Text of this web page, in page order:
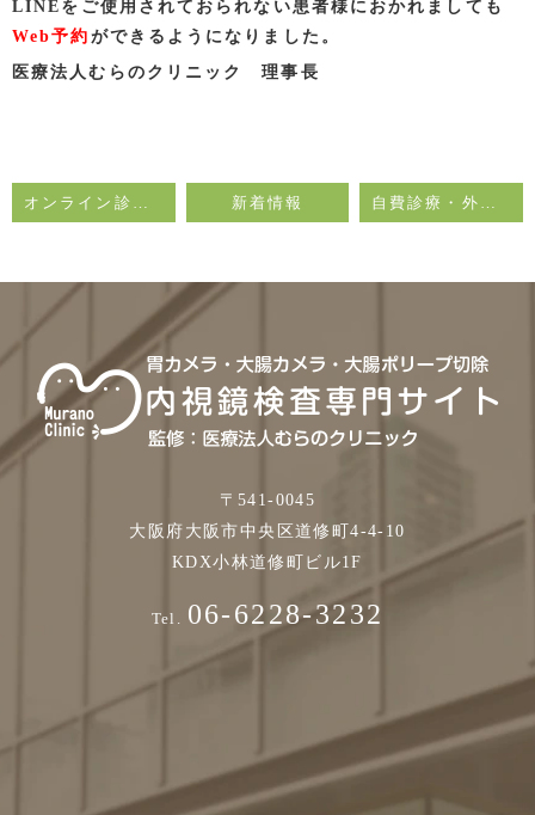
LINEをご使用されておられない患者様におかれましても
Web予約 ができるようになりました。
医療法人むらのクリニック 理事長
オンライン診療変更のお知らせ 新着情報 自費診療・外国語対応費用について
〒541-0045
大阪府大阪市中央区道修町4-4-10
KDX小林道修町ビル1F
Tel. 06-6228-3232